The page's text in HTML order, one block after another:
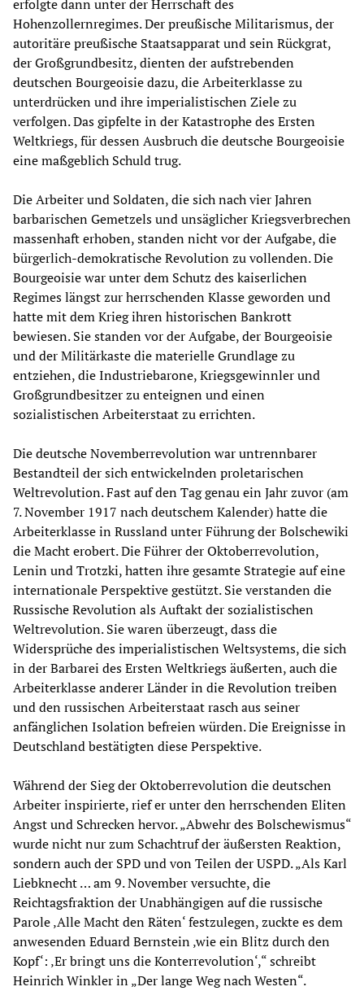
erfolgte dann unter der Herrschaft des
Hohenzollernregimes. Der preußische Militarismus, der
autoritäre preußische Staatsapparat und sein Rückgrat,
der Großgrundbesitz, dienten der aufstrebenden
deutschen Bourgeoisie dazu, die Arbeiterklasse zu
unterdrücken und ihre imperialistischen Ziele zu
verfolgen. Das gipfelte in der Katastrophe des Ersten
Weltkriegs, für dessen Ausbruch die deutsche Bourgeoisie
eine maßgeblich Schuld trug.
Die Arbeiter und Soldaten, die sich nach vier Jahren
barbarischen Gemetzels und unsäglicher Kriegsverbrechen
massenhaft erhoben, standen nicht vor der Aufgabe, die
bürgerlich-demokratische Revolution zu vollenden. Die
Bourgeoisie war unter dem Schutz des kaiserlichen
Regimes längst zur herrschenden Klasse geworden und
hatte mit dem Krieg ihren historischen Bankrott
bewiesen. Sie standen vor der Aufgabe, der Bourgeoisie
und der Militärkaste die materielle Grundlage zu
entziehen, die Industriebarone, Kriegsgewinnler und
Großgrundbesitzer zu enteignen und einen
sozialistischen Arbeiterstaat zu errichten.
Die deutsche Novemberrevolution war untrennbarer
Bestandteil der sich entwickelnden proletarischen
Weltrevolution. Fast auf den Tag genau ein Jahr zuvor (am
7. November 1917 nach deutschem Kalender) hatte die
Arbeiterklasse in Russland unter Führung der Bolschewiki
die Macht erobert. Die Führer der Oktoberrevolution,
Lenin und Trotzki, hatten ihre gesamte Strategie auf eine
internationale Perspektive gestützt. Sie verstanden die
Russische Revolution als Auftakt der sozialistischen
Weltrevolution. Sie waren überzeugt, dass die
Widersprüche des imperialistischen Weltsystems, die sich
in der Barbarei des Ersten Weltkriegs äußerten, auch die
Arbeiterklasse anderer Länder in die Revolution treiben
und den russischen Arbeiterstaat rasch aus seiner
anfänglichen Isolation befreien würden. Die Ereignisse in
Deutschland bestätigten diese Perspektive.
Während der Sieg der Oktoberrevolution die deutschen
Arbeiter inspirierte, rief er unter den herrschenden Eliten
Angst und Schrecken hervor. „Abwehr des Bolschewismus“
wurde nicht nur zum Schachtruf der äußersten Reaktion,
sondern auch der SPD und von Teilen der USPD. „Als Karl
Liebknecht … am 9. November versuchte, die
Reichtagsfraktion der Unabhängigen auf die russische
Parole ‚Alle Macht den Räten‘ festzulegen, zuckte es dem
anwesenden Eduard Bernstein ‚wie ein Blitz durch den
Kopf‘: ‚Er bringt uns die Konterrevolution‘,“ schreibt
Heinrich Winkler in „Der lange Weg nach Westen“.